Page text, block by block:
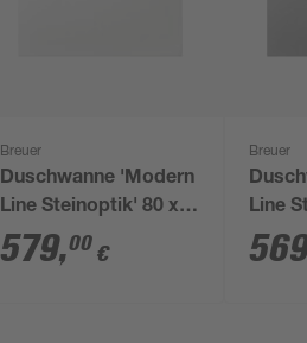
Breuer
Duschwanne 'Modern
Line Steinoptik' 80 x
140 cm weiß
579,00 €
Breuer
Line